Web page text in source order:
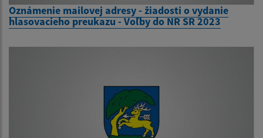
Oznámenie mailovej adresy - žiadosti o vydanie
hlasovacieho preukazu - Voľby do NR SR 2023